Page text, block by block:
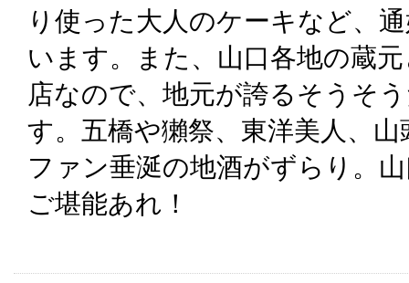
り使った大人のケーキなど、
います。また、山口各地の蔵
店なので、地元が誇るそうそ
す。五橋や獺祭、東洋美人、
ファン垂涎の地酒がずらり。
ご堪能あれ！